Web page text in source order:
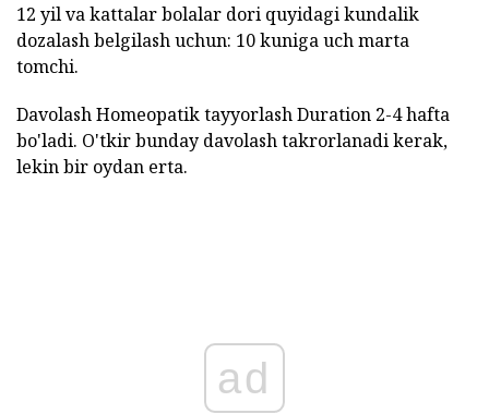
12 yil va kattalar bolalar dori quyidagi kundalik
dozalash belgilash uchun: 10 kuniga uch marta
tomchi.
Davolash Homeopatik tayyorlash Duration 2-4 hafta
bo'ladi. O'tkir bunday davolash takrorlanadi kerak,
lekin bir oydan erta.
ad